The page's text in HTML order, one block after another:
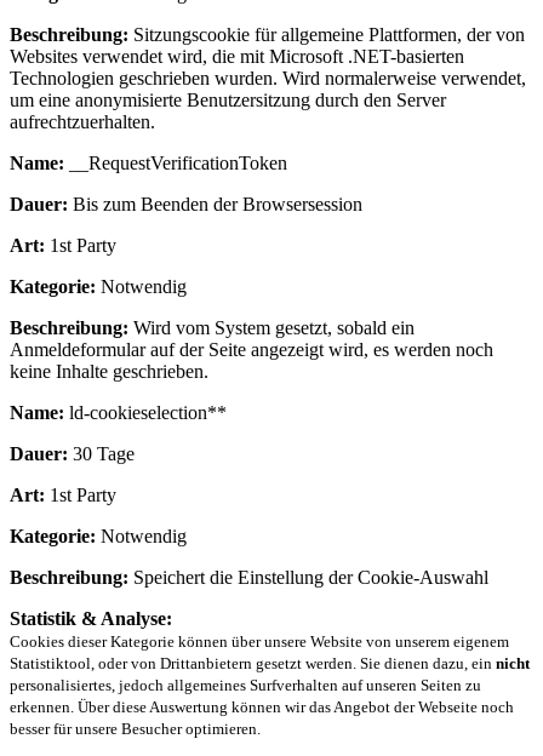
Beschreibung: Sitzungscookie für allgemeine Plattformen, der von
Websites verwendet wird, die mit Microsoft .NET-basierten
Technologien geschrieben wurden. Wird normalerweise verwendet,
um eine anonymisierte Benutzersitzung durch den Server
aufrechtzuerhalten.
Name: __RequestVerificationToken
Dauer: Bis zum Beenden der Browsersession
Art: 1st Party
Kategorie: Notwendig
Beschreibung: Wird vom System gesetzt, sobald ein
Anmeldeformular auf der Seite angezeigt wird, es werden noch
keine Inhalte geschrieben.
Name: ld-cookieselection**
Dauer: 30 Tage
Art: 1st Party
Kategorie: Notwendig
Beschreibung: Speichert die Einstellung der Cookie-Auswahl
Statistik & Analyse:
Cookies dieser Kategorie können über unsere Website von unserem eigenem
Statistiktool, oder von Drittanbietern gesetzt werden. Sie dienen dazu, ein nicht
personalisiertes, jedoch allgemeines Surfverhalten auf unseren Seiten zu
erkennen. Über diese Auswertung können wir das Angebot der Webseite noch
besser für unsere Besucher optimieren.